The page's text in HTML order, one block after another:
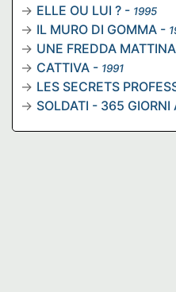
ELLE OU LUI ? - 1995
IL MURO DI GOMMA -
UNE FREDDA
CATTIVA - 1991
LES SECRETS
SOLDATI - 365 GIORNI